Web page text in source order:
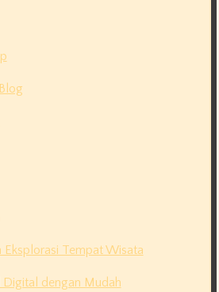
Tempat Wisata
Digital dengan Mudah